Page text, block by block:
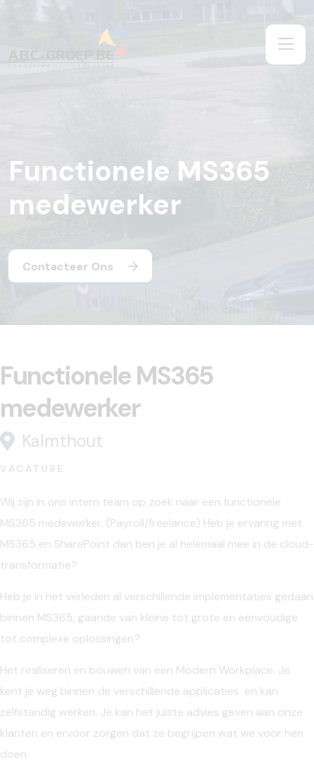
Functionele MS365
medewerker
Contacteer Ons
Functionele MS365
medewerker
Kalmthout
VACATURE
Wij zijn in ons intern team op zoek naar een functionele
MS365 medewerker. (Payroll/freelance) Heb je ervaring met
MS365 en SharePoint dan ben je al helemaal mee in de cloud-
transformatie?
Heb je in het verleden al verschillende implementaties gedaan
binnen MS365, gaande van kleine tot grote en eenvoudige
tot complexe oplossingen?
Het realiseren en bouwen van een Modern Workplace. Je
kent je weg binnen de verschillende applicaties en kan
zelfstandig werken. Je kan het juiste advies geven aan onze
klanten en ervoor zorgen dat ze begrijpen wat we voor hen
doen.